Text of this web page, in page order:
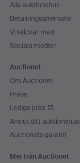
Alla auktionshus
Betalningsalternativ
Vi skickar med
Sociala medier
Auctionet
Om Auctionet
Press
Lediga jobb
Anslut ditt auktionshus
Auctionets garanti
Mer från Auctionet